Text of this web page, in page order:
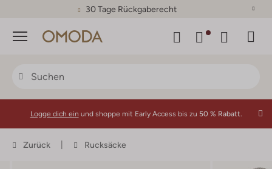
30 Tage Rückgaberecht
Menü
Logge dich ein und shoppe mit Early Access bis zu 50 % Rabatt.
Zurück Rucksäcke